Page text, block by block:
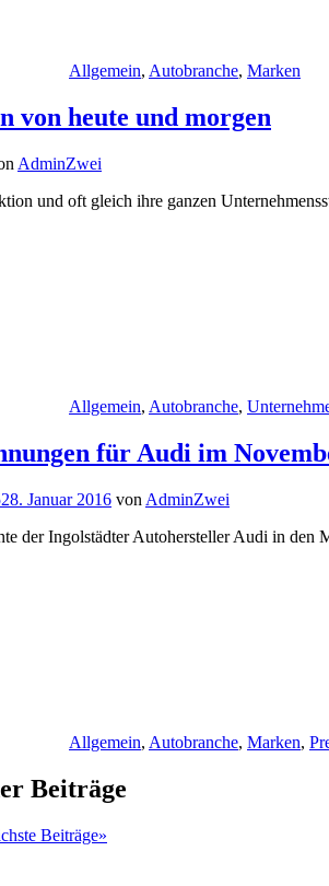
Allgemein, Autobranche, Marken
von heute und morgen
AdminZwei
und oft gleich ihre ganzen
Allgemein, Autobranche,
für Audi im
28. Januar 2016 von AdminZwei
der Ingolstädter Autohersteller Audi in den
Allgemein, Autobranche, Marken,
Beiträge
Beiträge»